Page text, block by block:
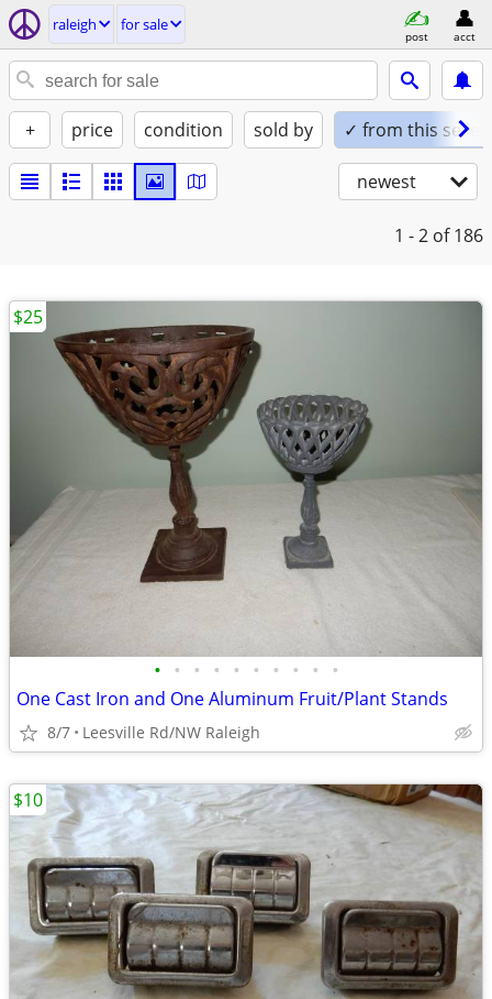
raleigh for sale
post acct
+ price condition sold by ✓ from this seller
newest
1 - 2 of 186
• • • • • • • • • •
One Cast Iron and One Aluminum Fruit/Plant Stands
8/7 Leesville Rd/NW Raleigh
$25
$10